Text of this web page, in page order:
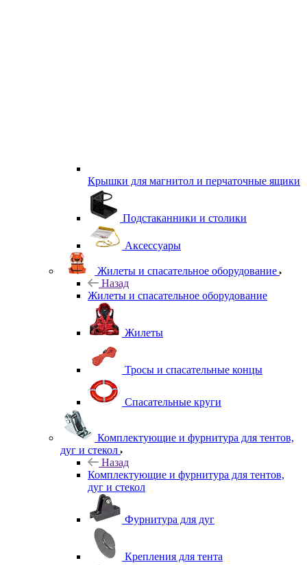
Крышки для магнитол и перчаточные ящики
Подстаканники и столики
Аксессуары
Жилеты и спасательное оборудование
Назад
Жилеты и спасательное оборудование
Жилеты
Тросы и спасательные концы
Спасательные круги
Комплектующие и фурнитура для тентов,
дуг и стекол
Назад
Комплектующие и фурнитура для тентов,
дуг и стекол
Фурнитура для дуг
Крепления для тента